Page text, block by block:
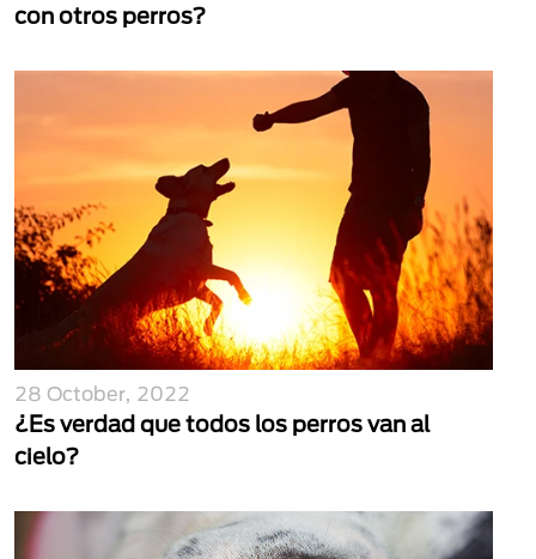
con otros perros?
28 October, 2022
¿Es verdad que todos los perros van al
cielo?